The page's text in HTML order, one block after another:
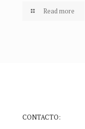
Read more
CONTACTO: